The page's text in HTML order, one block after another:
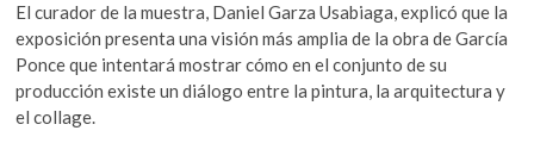
El curador de la muestra, Daniel Garza Usabiaga, explicó que la
exposición presenta una visión más amplia de la obra de García
Ponce que intentará mostrar cómo en el conjunto de su
producción existe un diálogo entre la pintura, la arquitectura y
el collage.